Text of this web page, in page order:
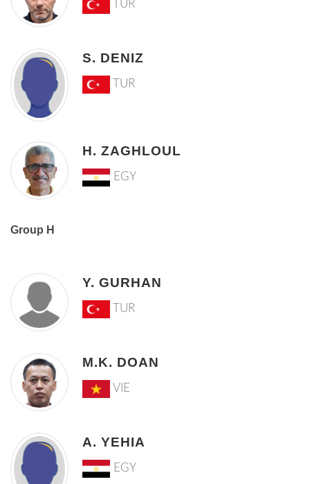
TUR
S. DENIZ
TUR
H. ZAGHLOUL
EGY
Group H
Y. GURHAN
TUR
M.K. DOAN
VIE
A. YEHIA
EGY